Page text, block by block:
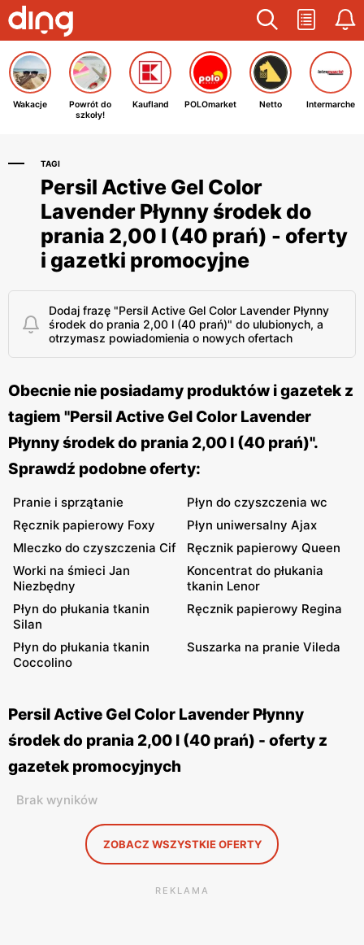
Wakacje
Powrót do
szkoły!
Kaufland POLOmarket Netto Intermarche
TAGI
Persil Active Gel Color
Lavender Płynny środek do
prania 2,00 l (40 prań) - oferty
i gazetki promocyjne
Dodaj frazę "Persil Active Gel Color Lavender Płynny
środek do prania 2,00 l (40 prań)" do ulubionych, a
otrzymasz powiadomienia o nowych ofertach
Obecnie nie posiadamy produktów i gazetek z
tagiem "Persil Active Gel Color Lavender
Płynny środek do prania 2,00 l (40 prań)".
Sprawdź podobne oferty:
Pranie i sprzątanie
Płyn do czyszczenia wc
Ręcznik papierowy Foxy
Płyn uniwersalny Ajax
Mleczko do czyszczenia Cif
Ręcznik papierowy Queen
Worki na śmieci Jan
Niezbędny
Koncentrat do płukania
tkanin Lenor
Płyn do płukania tkanin
Silan
Ręcznik papierowy Regina
Płyn do płukania tkanin
Coccolino
Suszarka na pranie Vileda
Persil Active Gel Color Lavender Płynny
środek do prania 2,00 l (40 prań) - oferty z
gazetek promocyjnych
Brak wyników
ZOBACZ WSZYSTKIE OFERTY
REKLAMA